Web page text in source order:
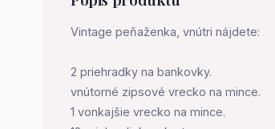
Vintage peňaženka, vnútri nájdete:
2 priehradky na bankovky.
vnútorné zipsové vrecko na mince.
1 vonkajšie vrecko na mince.